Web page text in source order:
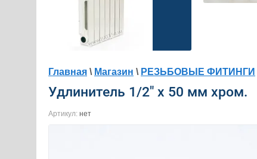
Главная \ Магазин \ РЕЗЬБОВЫЕ ФИТИНГИ
Удлинитель 1/2" х 50 мм хром.
Артикул: нет